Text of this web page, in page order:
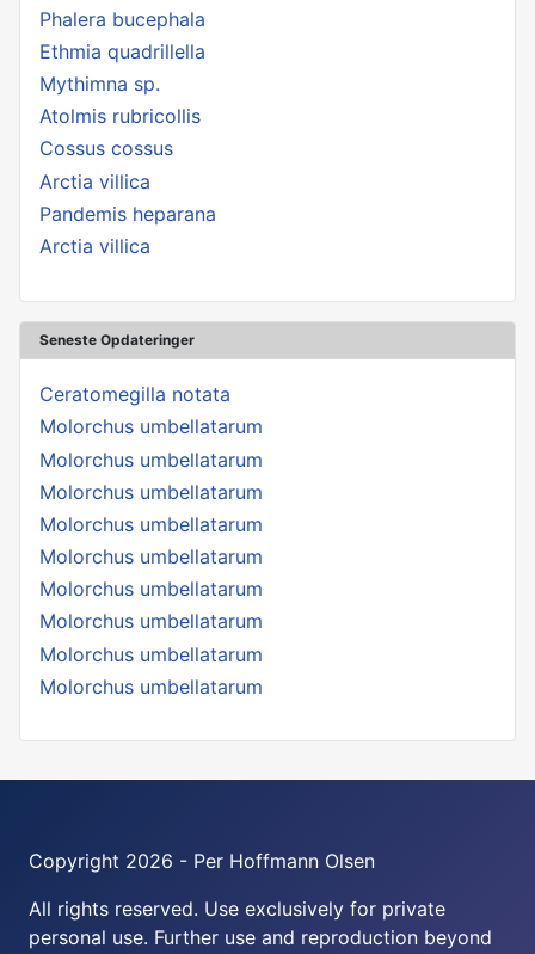
Phalera bucephala
Ethmia quadrillella
Mythimna sp.
Atolmis rubricollis
Cossus cossus
Arctia villica
Pandemis heparana
Arctia villica
Seneste Opdateringer
Ceratomegilla notata
Molorchus umbellatarum
Molorchus umbellatarum
Molorchus umbellatarum
Molorchus umbellatarum
Molorchus umbellatarum
Molorchus umbellatarum
Molorchus umbellatarum
Molorchus umbellatarum
Molorchus umbellatarum
Copyright 2026 - Per Hoffmann Olsen
All rights reserved. Use exclusively for private
personal use. Further use and reproduction beyond